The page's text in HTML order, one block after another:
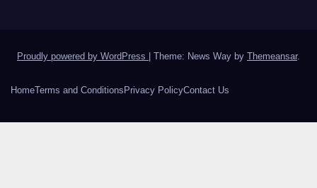
Proudly powered by WordPress Theme: News Way by Themeansar.
HomeTerms and Conditions Privacy PolicyContact Us